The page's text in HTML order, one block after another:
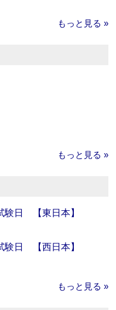
もっと見る »
もっと見る »
日 【東日本】
日 【西日本】
もっと見る »